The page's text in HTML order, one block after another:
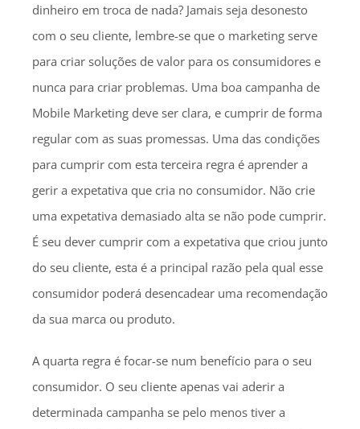
dinheiro em troca de nada? Jamais seja desonesto
com o seu cliente, lembre-se que o marketing serve
para criar soluções de valor para os consumidores e
nunca para criar problemas. Uma boa campanha de
Mobile Marketing deve ser clara, e cumprir de forma
regular com as suas promessas. Uma das condições
para cumprir com esta terceira regra é aprender a
gerir a expetativa que cria no consumidor. Não crie
uma expetativa demasiado alta se não pode cumprir.
É seu dever cumprir com a expetativa que criou junto
do seu cliente, esta é a principal razão pela qual esse
consumidor poderá desencadear uma recomendação
da sua marca ou produto.
A quarta regra é focar-se num benefício para o seu
consumidor. O seu cliente apenas vai aderir a
determinada campanha se pelo menos tiver a